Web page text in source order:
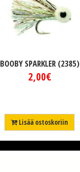
BOOBY SPARKLER (2385)
2,00€
Lisää ostoskoriin